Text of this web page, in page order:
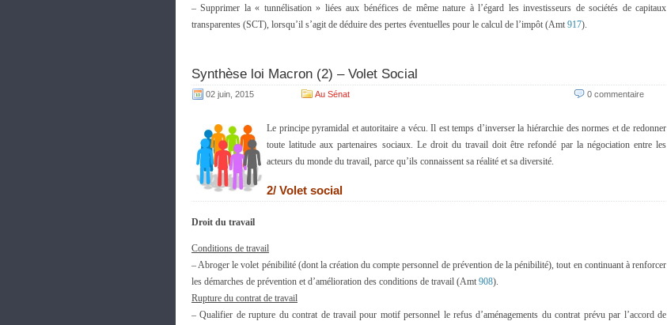
– Supprimer la « tunnélisation » liées aux bénéfices de même nature à l’égard les investisseurs de sociétés de capitaux
transparentes (SCT), lorsqu’il s’agit de déduire des pertes éventuelles pour le calcul de l’impôt (Amt 917).
Synthèse loi Macron (2) – Volet Social
02 juin, 2015 Au Sénat 0 commentaire
Le principe pyramidal et autoritaire a vécu. Il est temps d’inverser la hiérarchie des normes et de redonner
toute latitude aux partenaires sociaux. Le droit du travail doit être refondé par la négociation entre les
acteurs du monde du travail, parce qu’ils connaissent sa réalité et sa diversité.
2/ Volet social
Droit du travail
Conditions de travail
– Abroger le volet pénibilité (dont la création du compte personnel de prévention de la pénibilité), tout en continuant à renforcer
les démarches de prévention et d’amélioration des conditions de travail (Amt 908).
Rupture du contrat de travail
– Qualifier de rupture du contrat de travail pour motif personnel le refus d’aménagements du contrat prévu par l’accord de